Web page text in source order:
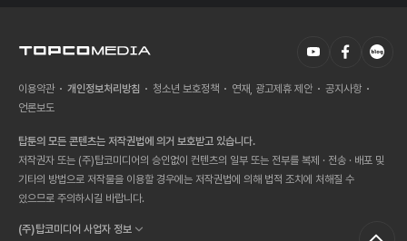
이용약관 개인정보처리방침 청소년 보호정책 연재, 광고제휴 제안
공지사항
언론보도
탑툰의 모든 콘텐츠는 저작권법에 의거 보호받고 있습니다.
저작권자 또는 (주)탑코미디어의 승인없이 컨텐츠의 일부 또는 전부를 복제 · 전송 · 배포 및
기타의 방법으로 저작물을 이용할 경우에는 저작권법에 의해 법적 조치에 처해질 수
있으므로 주의하시길 바랍니다.
(주)탑코미디어 사업자 정보